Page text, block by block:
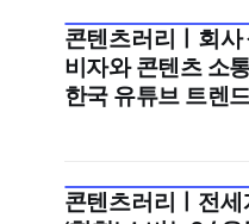
2025년 11월 4주
콘텐츠러리ㅣ회사
비자와 콘텐츠 소
한국 유튜브 트렌
2025년 11월 3주
콘텐츠러리ㅣ전세